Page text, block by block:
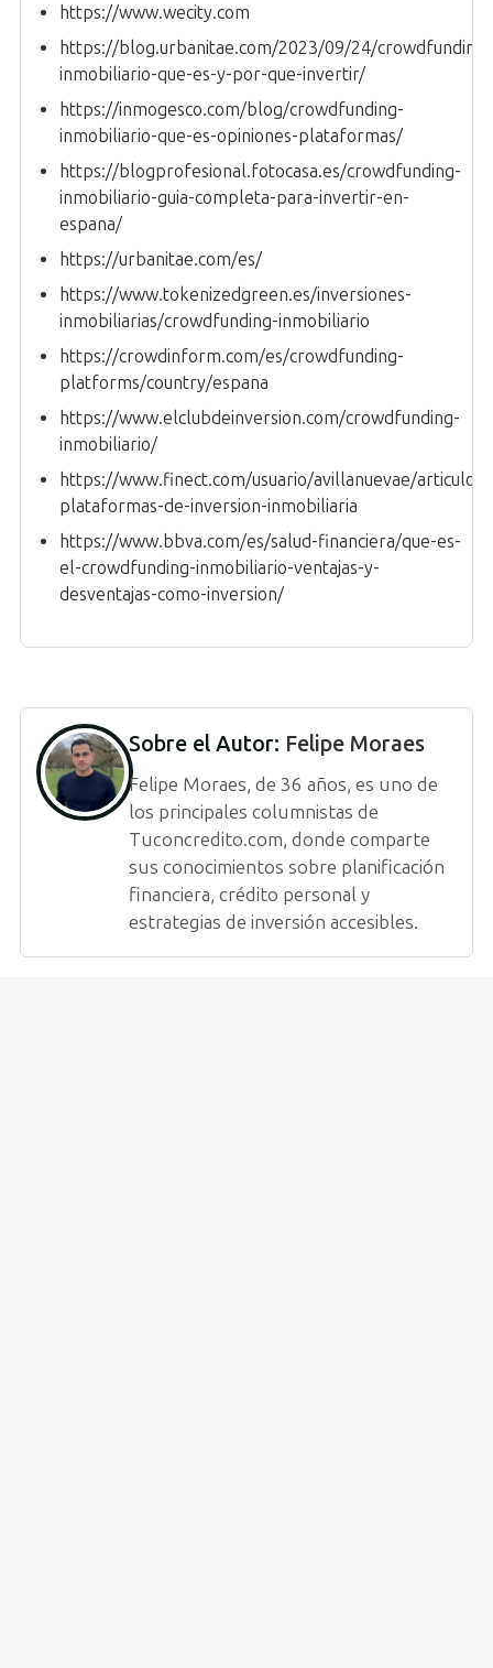
https://www.wecity.com
https://blog.urbanitae.com/2023/09/24/crowdfunding-
inmobiliario-que-es-y-por-que-invertir/
https://inmogesco.com/blog/crowdfunding-
inmobiliario-que-es-opiniones-plataformas/
https://blogprofesional.fotocasa.es/crowdfunding-
inmobiliario-guia-completa-para-invertir-en-
espana/
https://urbanitae.com/es/
https://www.tokenizedgreen.es/inversiones-
inmobiliarias/crowdfunding-inmobiliario
https://crowdinform.com/es/crowdfunding-
platforms/country/espana
https://www.elclubdeinversion.com/crowdfunding-
inmobiliario/
https://www.finect.com/usuario/avillanuevae/
plataformas-de-inversion-inmobiliaria
https://www.bbva.com/es/salud-financiera/que-es-
el-crowdfunding-inmobiliario-ventajas-y-
desventajas-como-inversion/
Sobre el Autor: Felipe Moraes
Felipe Moraes, de 36 años, es uno de
los principales columnistas de
Tuconcredito.com, donde comparte
sus conocimientos sobre planificación
financiera, crédito personal y
estrategias de inversión accesibles.